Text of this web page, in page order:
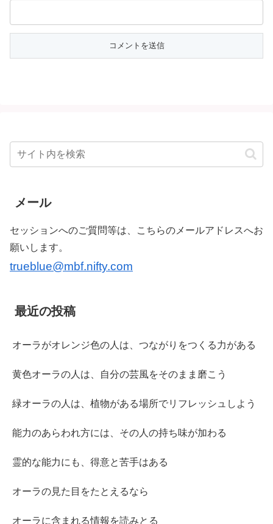
メール
セッションへのご質問等は、こちらのメールアドレスへお
願いします。
trueblue@mbf.nifty.com
最近の投稿
オーラがオレンジ色の人は、つながりをつくる力がある
黄色オーラの人は、自分の芸風をそのまま磨こう
緑オーラの人は、植物がある場所でリフレッシュしよう
能力のあらわれ方には、その人の持ち味が加わる
霊的な能力にも、得意と苦手はある
オーラの見た目をたとえるなら
オーラに含まれる情報を読みとる